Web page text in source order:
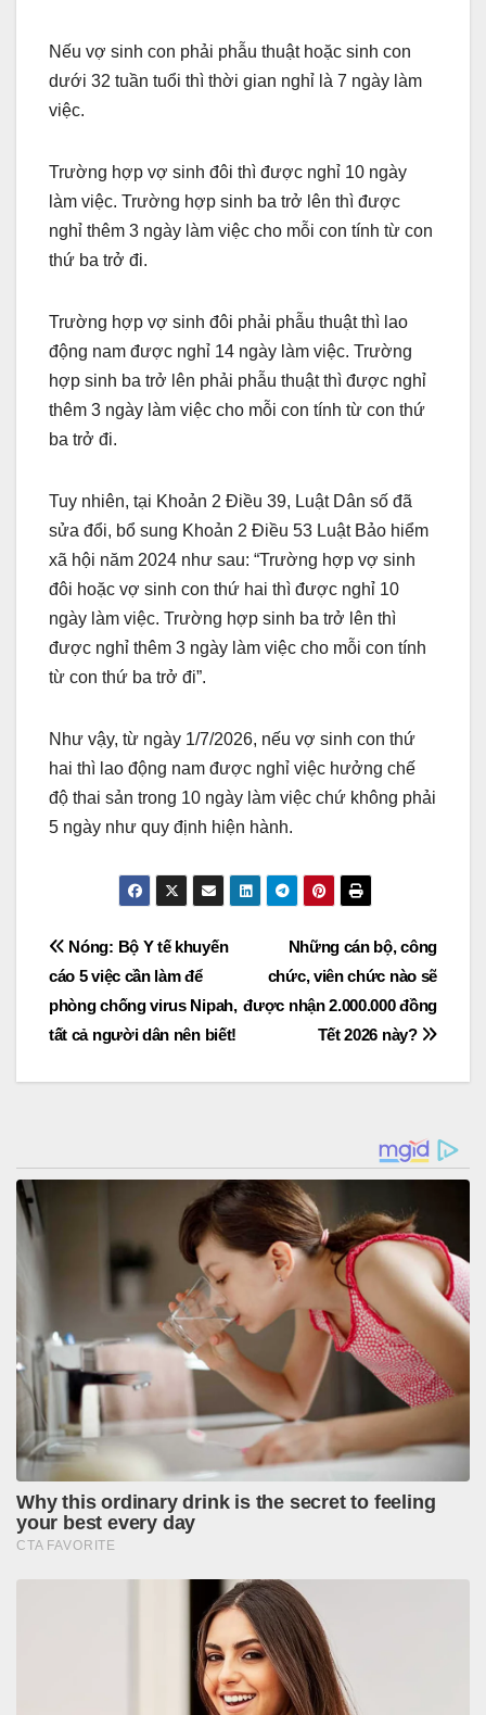
Nếu vợ sinh con phải phẫu thuật hoặc sinh con
dưới 32 tuần tuổi thì thời gian nghỉ là 7 ngày làm
việc.
Trường hợp vợ sinh đôi thì được nghỉ 10 ngày
làm việc. Trường hợp sinh ba trở lên thì được
nghỉ thêm 3 ngày làm việc cho mỗi con tính từ con
thứ ba trở đi.
Trường hợp vợ sinh đôi phải phẫu thuật thì lao
động nam được nghỉ 14 ngày làm việc. Trường
hợp sinh ba trở lên phải phẫu thuật thì được nghỉ
thêm 3 ngày làm việc cho mỗi con tính từ con thứ
ba trở đi.
Tuy nhiên, tại Khoản 2 Điều 39, Luật Dân số đã
sửa đổi, bổ sung Khoản 2 Điều 53 Luật Bảo hiểm
xã hội năm 2024 như sau: “Trường hợp vợ sinh
đôi hoặc vợ sinh con thứ hai thì được nghỉ 10
ngày làm việc. Trường hợp sinh ba trở lên thì
được nghỉ thêm 3 ngày làm việc cho mỗi con tính
từ con thứ ba trở đi”.
Như vậy, từ ngày 1/7/2026, nếu vợ sinh con thứ
hai thì lao động nam được nghỉ việc hưởng chế
độ thai sản trong 10 ngày làm việc chứ không phải
5 ngày như quy định hiện hành.
Post
navigation
Những cán bộ, công
chức, viên chức nào sẽ
được nhận 2.000.000 đồng
Tết 2026 này?
Nóng: Bộ Y tế khuyến
cáo 5 việc cần làm để
phòng chống virus Nipah,
tất cả người dân nên biết!